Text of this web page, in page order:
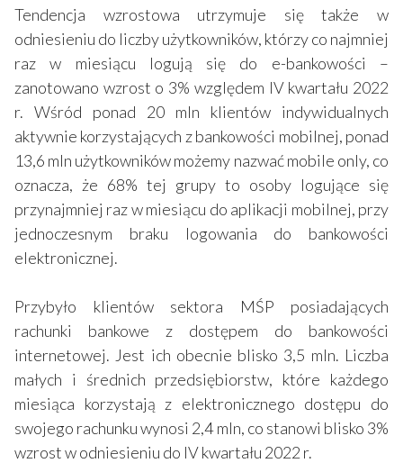
Tendencja wzrostowa utrzymuje się także w
odniesieniu do liczby użytkowników, którzy co najmniej
raz w miesiącu logują się do e-bankowości –
zanotowano wzrost o 3% względem IV kwartału 2022
r. Wśród ponad 20 mln klientów indywidualnych
aktywnie korzystających z bankowości mobilnej, ponad
13,6 mln użytkowników możemy nazwać mobile only, co
oznacza, że 68% tej grupy to osoby logujące się
przynajmniej raz w miesiącu do aplikacji mobilnej, przy
jednoczesnym braku logowania do bankowości
elektronicznej.
Przybyło klientów sektora MŚP posiadających
rachunki bankowe z dostępem do bankowości
internetowej. Jest ich obecnie blisko 3,5 mln. Liczba
małych i średnich przedsiębiorstw, które każdego
miesiąca korzystają z elektronicznego dostępu do
swojego rachunku wynosi 2,4 mln, co stanowi blisko 3%
wzrost w odniesieniu do IV kwartału 2022 r.